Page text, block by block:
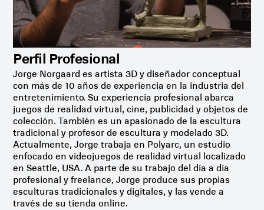
Perfil Profesional
Jorge Norgaard es artista 3D y diseñador conceptual
con más de 10 años de experiencia en la industria del
entretenimiento. Su experiencia profesional abarca
juegos de realidad virtual, cine, publicidad y objetos de
colección. También es un apasionado de la escultura
tradicional y profesor de escultura y modelado 3D.
Actualmente, Jorge trabaja en Polyarc, un estudio
enfocado en videojuegos de realidad virtual localizado
en Seattle, USA. A parte de su trabajo del día a día
profesional y freelance, Jorge produce sus propias
esculturas tradicionales y digitales, y las vende a
través de su tienda online.